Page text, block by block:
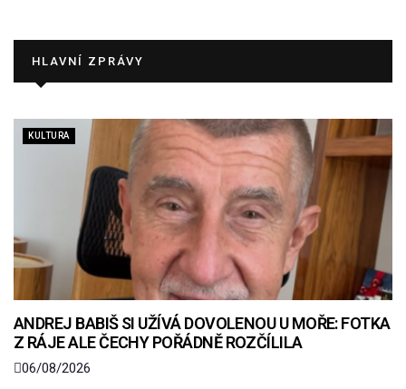
HLAVNÍ ZPRÁVY
KULTURA
ANDREJ BABIŠ SI UŽÍVÁ DOVOLENOU U MOŘE: FOTKA
Z RÁJE ALE ČECHY POŘÁDNĚ ROZČÍLILA
06/08/2026